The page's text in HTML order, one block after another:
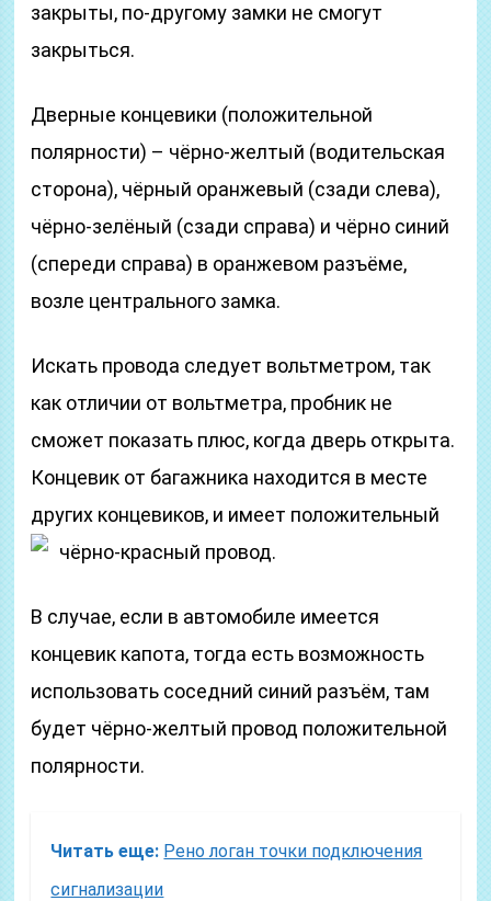
закрыты, по-другому замки не смогут
закрыться.
Дверные концевики (положительной
полярности) – чёрно-желтый (водительская
сторона), чёрный оранжевый (сзади слева),
чёрно-зелёный (сзади справа) и чёрно синий
(спереди справа) в оранжевом разъёме,
возле центрального замка.
Искать провода следует вольтметром, так
как отличии от вольтметра, пробник не
сможет показать плюс, когда дверь открыта.
Концевик от багажника находится в месте
других концевиков, и имеет положительный
чёрно-красный провод.
В случае, если в автомобиле имеется
концевик капота, тогда есть возможность
использовать соседний синий разъём, там
будет чёрно-желтый провод положительной
полярности.
Читать еще: Рено логан точки подключения
сигнализации